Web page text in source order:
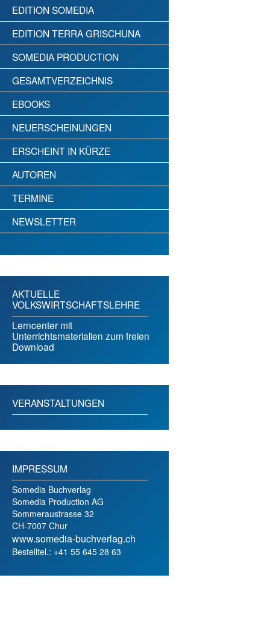
EDITION SOMEDIA
EDITION TERRA GRISCHUNA
SOMEDIA PRODUCTION
GESAMTVERZEICHNIS
EBOOKS
NEUERSCHEINUNGEN
ERSCHEINT IN KÜRZE
AUTOREN
TERMINE
NEWSLETTER
AKTUELLE
VOLKSWIRTSCHAFTSLEHRE
Lerncenter mit
Unterrichtsmaterialien zum freien
Download
VERANSTALTUNGEN
IMPRESSUM
Somedia Buchverlag
Somedia Production AG
Sommeraustrasse 32
CH-7007 Chur
www.somedia-buchverlag.ch
Bestelltel.: +41 55 645 28 63